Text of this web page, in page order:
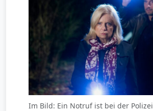
Im Bild: Ein Notruf ist bei der Polizei